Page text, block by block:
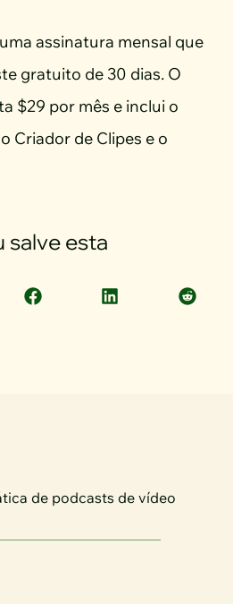
assinatura mensal que
gratuito de 30 dias. O
$29 por mês e inclui o
Criador de Clipes e o
salve esta
de podcasts de vídeo